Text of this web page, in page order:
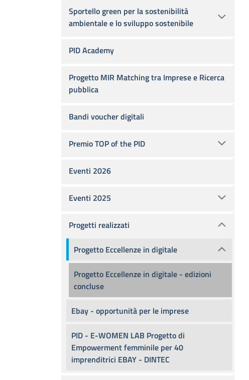
Sportello green per la sostenibilità
ambientale e lo sviluppo sostenibile
PID Academy
Progetto MIR Matching tra Imprese e Ricerca
pubblica
Bandi voucher digitali
Premio TOP of the PID
Eventi 2026
Eventi 2025
Progetti realizzati
Progetto Eccellenze in digitale
Progetto Eccellenze in digitale - edizioni
concluse
Ebay - opportunità per le imprese
PID - E-WOMEN LAB Progetto di
Empowerment femminile per 40
imprenditrici EBAY - DINTEC